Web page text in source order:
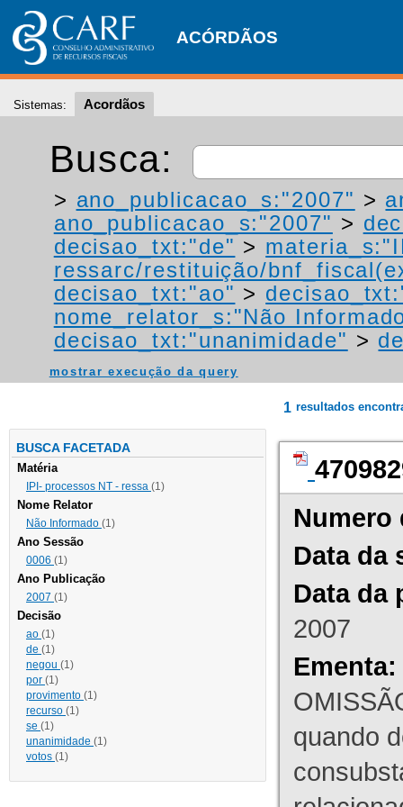
ACÓRDÃOS
Sistemas: Acordãos
Busca:
> ano_publicacao_s:"2007" >
ano_publicacao_s:"2007" >
decisao_txt:"de" >
ressarc/restituição/
decisao_txt:"ao" >
nome_relator_s:"Não
decisao_txt:"unanimidade" >
mostrar execução da query
BUSCA FACETADA
Matéria
IPI- processos NT - ressa (1)
Nome Relator
Não Informado (1)
Ano Sessão
0006 (1)
Ano Publicação
2007 (1)
Decisão
ao (1)
de (1)
negou (1)
por (1)
provimento (1)
recurso (1)
se (1)
unanimidade (1)
votos (1)
1 resultados
Numero
Data da
Data da
2007
Ementa:
quando